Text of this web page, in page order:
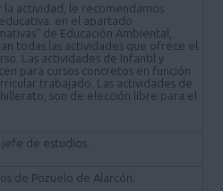
la actividad, le recomendamos
en el apartado
de Educación Ambiental,
todas las actividades que ofrece el
Las actividades de Infantil y
para cursos concretos en función
trabajado. Las actividades de
son de elección libre para el
de estudios.
de Pozuelo de Alarcón.